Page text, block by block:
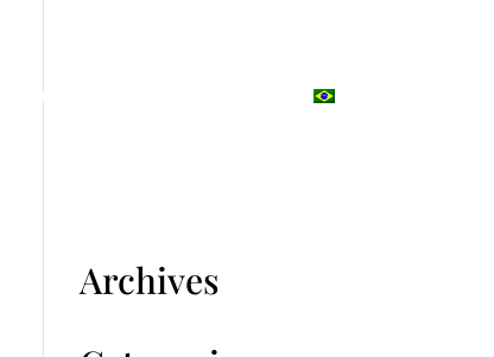
EXPERIÊNCIA
Archives